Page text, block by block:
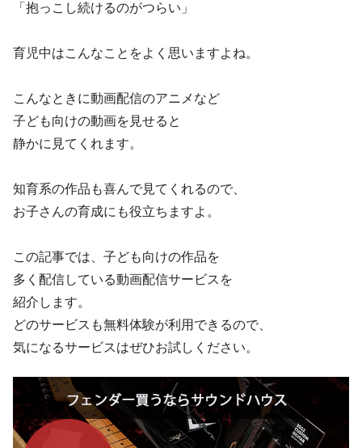
「抱っこし続けるのがつらい」
育児中はこんなことをよく思いますよね。
こんなときに動画配信のアニメなど
子ども向けの動画を見せると
静かに見てくれます。
知育系の作品も喜んで見てくれるので、
お子さんの育成にも役立ちますよ。
この記事では、子ども向けの作品を
多く配信している動画配信サービスを
紹介します。
どのサービスも無料体験が利用できるので、
気になるサービスはぜひお試しください。